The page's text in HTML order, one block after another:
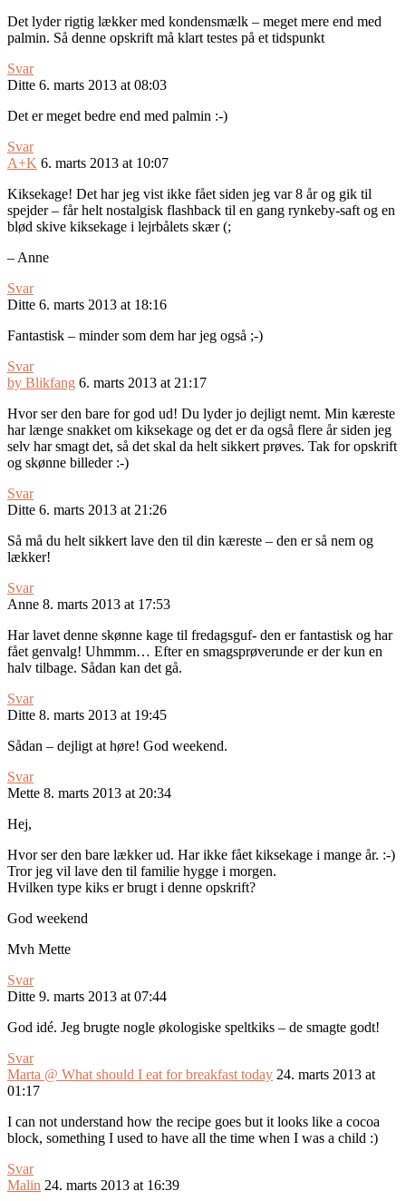
Det lyder rigtig lækker med kondensmælk – meget mere end med
palmin. Så denne opskrift må klart testes på et tidspunkt
Svar
Ditte 6. marts 2013 at 08:03
Det er meget bedre end med palmin :-)
Svar
A+K 6. marts 2013 at 10:07
Kiksekage! Det har jeg vist ikke fået siden jeg var 8 år og gik til
spejder – får helt nostalgisk flashback til en gang rynkeby-saft og en
blød skive kiksekage i lejrbålets skær (;
– Anne
Svar
Ditte 6. marts 2013 at 18:16
Fantastisk – minder som dem har jeg også ;-)
Svar
by Blikfang 6. marts 2013 at 21:17
Hvor ser den bare for god ud! Du lyder jo dejligt nemt. Min kæreste
har længe snakket om kiksekage og det er da også flere år siden jeg
selv har smagt det, så det skal da helt sikkert prøves. Tak for opskrift
og skønne billeder :-)
Svar
Ditte 6. marts 2013 at 21:26
Så må du helt sikkert lave den til din kæreste – den er så nem og
lækker!
Svar
Anne 8. marts 2013 at 17:53
Har lavet denne skønne kage til fredagsguf- den er fantastisk og har
fået genvalg! Uhmmm… Efter en smagsprøverunde er der kun en
halv tilbage. Sådan kan det gå.
Svar
Ditte 8. marts 2013 at 19:45
Sådan – dejligt at høre! God weekend.
Svar
Mette 8. marts 2013 at 20:34
Hej,
Hvor ser den bare lækker ud. Har ikke fået kiksekage i mange år. :-)
Tror jeg vil lave den til familie hygge i morgen.
Hvilken type kiks er brugt i denne opskrift?
God weekend
Mvh Mette
Svar
Ditte 9. marts 2013 at 07:44
God idé. Jeg brugte nogle økologiske speltkiks – de smagte godt!
Svar
Marta @ What should I eat for breakfast today 24. marts 2013 at
01:17
I can not understand how the recipe goes but it looks like a cocoa
block, something I used to have all the time when I was a child :)
Svar
Malin 24. marts 2013 at 16:39